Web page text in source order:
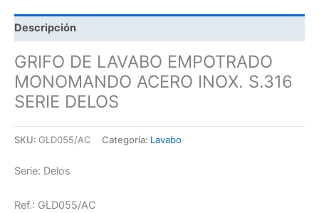
Descripción
GRIFO DE LAVABO EMPOTRADO
MONOMANDO ACERO INOX. S.316
SERIE DELOS
SKU: GLD055/AC Categoría: Lavabo
Serie: Delos
Ref.: GLD055/AC